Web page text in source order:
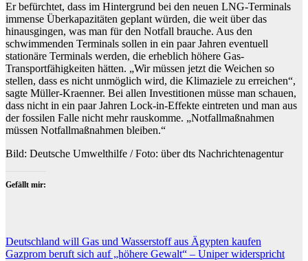
Er befürchtet, dass im Hintergrund bei den neuen LNG-Terminals
immense Überkapazitäten geplant würden, die weit über das
hinausgingen, was man für den Notfall brauche. Aus den
schwimmenden Terminals sollen in ein paar Jahren eventuell
stationäre Terminals werden, die erheblich höhere Gas-
Transportfähigkeiten hätten. „Wir müssen jetzt die Weichen so
stellen, dass es nicht unmöglich wird, die Klimaziele zu erreichen“,
sagte Müller-Kraenner. Bei allen Investitionen müsse man schauen,
dass nicht in ein paar Jahren Lock-in-Effekte eintreten und man aus
der fossilen Falle nicht mehr rauskomme. „Notfallmaßnahmen
müssen Notfallmaßnahmen bleiben.“
Bild: Deutsche Umwelthilfe / Foto: über dts Nachrichtenagentur
Gefällt mir:
Beitragsnavigation
Deutschland will Gas und Wasserstoff aus Ägypten kaufen
Gazprom beruft sich auf „höhere Gewalt“ – Uniper widerspricht